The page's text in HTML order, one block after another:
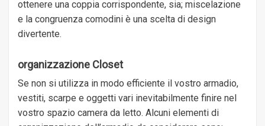
ottenere una coppia corrispondente, sia; miscelazione
e la congruenza comodini è una scelta di design
divertente.
organizzazione Closet
Se non si utilizza in modo efficiente il vostro armadio,
vestiti, scarpe e oggetti vari inevitabilmente finire nel
vostro spazio camera da letto. Alcuni elementi di